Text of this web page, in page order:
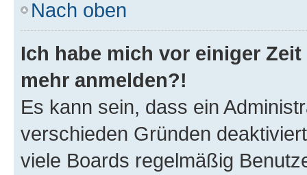
Nach oben
Ich habe mich vor einiger
mehr anmelden?!
Es kann sein, dass ein
verschieden Gründen
viele Boards regelmäßig